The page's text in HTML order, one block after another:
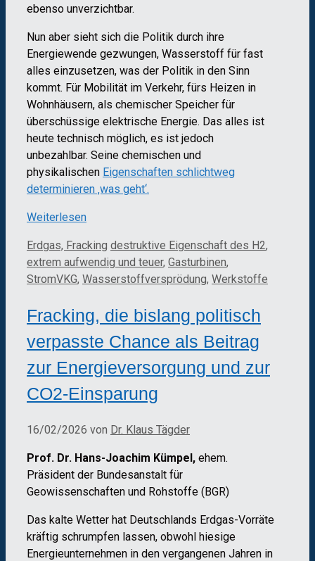
ebenso unverzichtbar.
Nun aber sieht sich die Politik durch ihre
Energiewende gezwungen, Wasserstoff für fast
alles einzusetzen, was der Politik in den Sinn
kommt. Für Mobilität im Verkehr, fürs Heizen in
Wohnhäusern, als chemischer Speicher für
überschüssige elektrische Energie. Das alles ist
heute technisch möglich, es ist jedoch
unbezahlbar. Seine chemischen und
physikalischen Eigenschaften schlichtweg
determinieren ‚was geht‘.
Weiterlesen
Kategorien
Erdgas, Fracking Schlagwörter
destruktive Eigenschaft des H2,
extrem aufwendig und teuer, Gasturbinen,
StromVKG, Wasserstoffversprödung, Werkstoffe
Fracking, die bislang politisch
verpasste Chance als Beitrag
zur Energieversorgung und zur
CO2-Einsparung
16/02/2026 von Dr. Klaus Tägder
Prof. Dr. Hans-Joachim Kümpel, ehem.
Präsident der Bundesanstalt für
Geowissenschaften und Rohstoffe (BGR)
Das kalte Wetter hat Deutschlands Erdgas-Vorräte
kräftig schrumpfen lassen, obwohl hiesige
Energieunternehmen in den vergangenen Jahren in